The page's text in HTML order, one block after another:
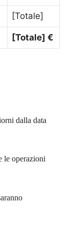
[Totale]
[Totale] €
dalla data
le operazioni